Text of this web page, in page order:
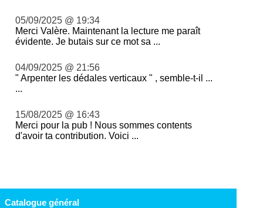
05/09/2025 @ 19:34
Merci Valère. Maintenant la lecture me paraît
évidente. Je butais sur ce mot sa ...
04/09/2025 @ 21:56
" Arpenter les dédales verticaux " , semble-t-il ...
...
15/08/2025 @ 16:43
Merci pour la pub ! Nous sommes contents
d'avoir ta contribution. Voici ...
Catalogue général